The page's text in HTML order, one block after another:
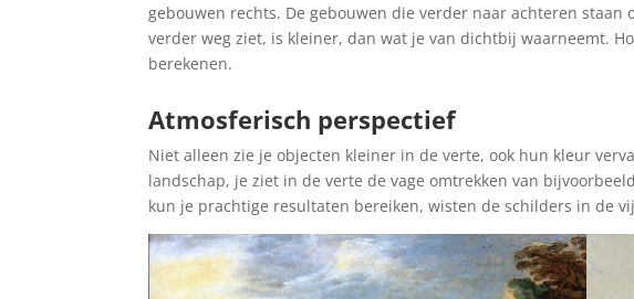
gebouwen rechts. De gebouwen die verder naar achteren
verder weg ziet, is kleiner, dan wat je van dichtbij waarneemt.
berekenen.
Atmosferisch perspectief
Niet alleen zie je objecten kleiner in de verte, ook hun kleur
landschap, je ziet in de verte de vage omtrekken van
kun je prachtige resultaten bereiken, wisten de schilders in de